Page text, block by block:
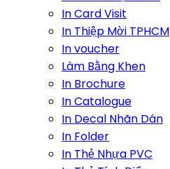
In Card Visit
In Thiệp Mời TPHCM
In voucher
Làm Bằng Khen
In Brochure
In Catalogue
In Decal Nhãn Dán
In Folder
In Thẻ Nhựa PVC